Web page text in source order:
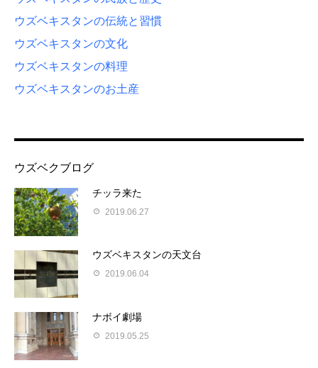
ウズベキスタンの伝統と習慣
ウズベキスタンの文化
ウズベキスタンの料理
ウズベキスタンのお土産
ウズベクブログ
チッラ来た
2019.06.27
ウズベキスタンの天文台
2019.06.04
ナボイ劇場
2019.05.25